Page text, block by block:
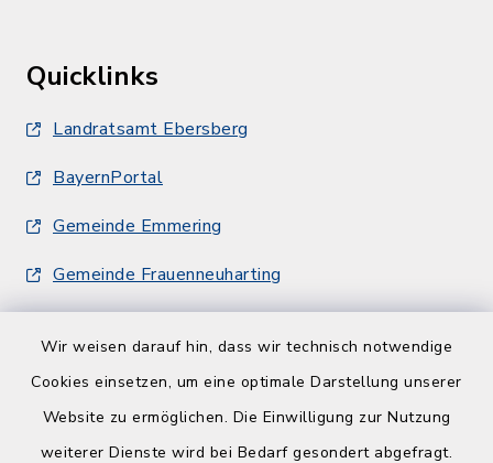
Wir weisen darauf hin, dass wir technisch notwendige
Cookies einsetzen, um eine optimale Darstellung unserer
Website zu ermöglichen. Die Einwilligung zur Nutzung
weiterer Dienste wird bei Bedarf gesondert abgefragt.
Quicklinks
Landratsamt Ebersberg
BayernPortal
Gemeinde Emmering
Gemeinde Frauenneuharting